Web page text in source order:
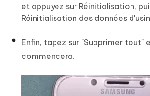
et appuyez sur Réinitialisation,
Réinitialisation des données
Enfin, tapez sur "Supprimer tout"
commencera.